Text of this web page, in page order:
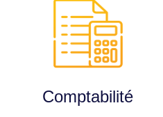
Comptabilité